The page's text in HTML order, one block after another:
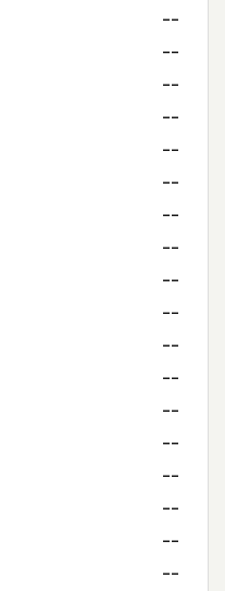
--
--
--
--
--
--
--
--
--
--
--
--
--
--
--
--
--
--